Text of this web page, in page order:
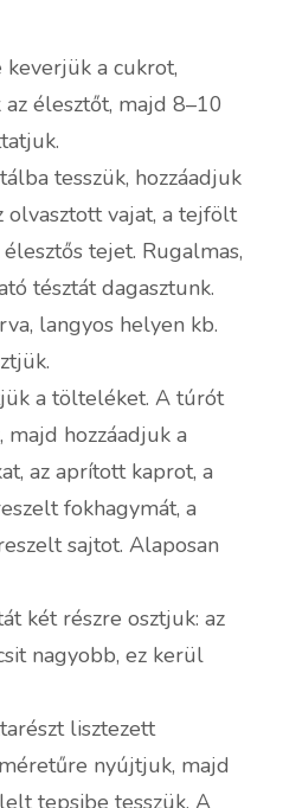
a cukrot,
élesztőt, majd 8–10
tesszük, hozzáadjuk
olvasztott vajat, a tejfölt
tejet. Rugalmas,
tésztát dagasztunk.
langyos helyen kb.
a tölteléket. A túrót
hozzáadjuk a
az aprított kaprot, a
fokhagymát, a
sajtot. Alaposan
két részre osztjuk: az
nagyobb, ez kerül
lisztezett
nyújtjuk, majd
tepsibe tesszük. A